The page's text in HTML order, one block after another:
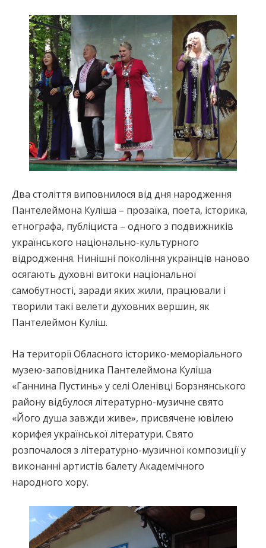
Два століття виповнилося від дня народження
Пантелеймона Куліша – прозаїка, поета, історика,
етнографа, публіциста – одного з подвижників
українського національно-культурного
відродження. Нинішні покоління українців наново
осягають духовні витоки національної
самобутності, заради яких жили, працювали і
творили такі велети духовних вершин, як
Пантелеймон Куліш.
На території Обласного історико-меморіального
музею-заповідника Пантелеймона Куліша
«Ганнина Пустинь» у селі Оленівці Борзнянського
району відбулося літературно-музичне свято
«Його душа завжди живе», присвячене ювілею
корифея української літератури. Свято
розпочалося з літературно-музичної композиції у
виконанні артистів балету Академічного
народного хору.